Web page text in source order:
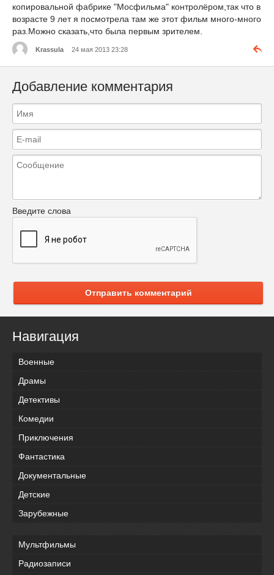
копировальной фабрике "Мосфильма" контролёром,так что в
возрасте 9 лет я посмотрела там же этот фильм много-много
раз.Можно сказать,что была первым зрителем.
Krassula 24 мая 2013 23:28
Добавление комментария
Введите слова
Отправить комментарий
Навигация
Военные
Драмы
Детективы
Комедии
Приключения
Фантастика
Документальные
Детские
Зарубежные
Мультфильмы
Радиозаписи